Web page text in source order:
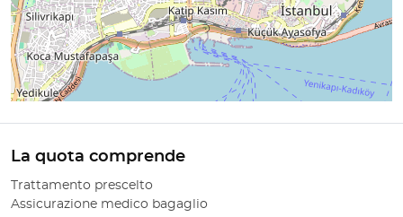
La quota comprende
Trattamento prescelto
Assicurazione medico bagaglio